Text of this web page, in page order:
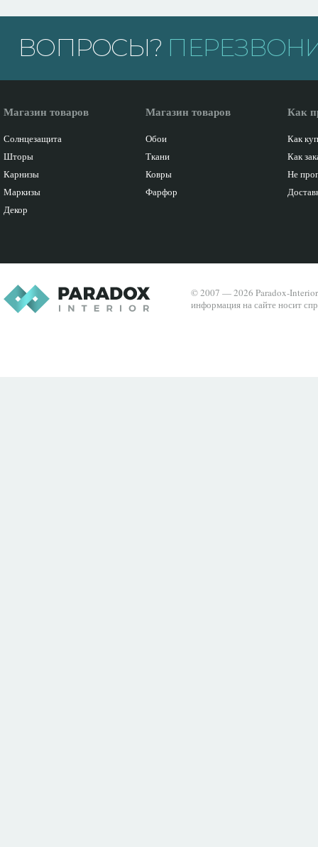
ВОПРОСЫ?
Магазин товаров
Солнцезащита
Шторы
Карнизы
Маркизы
Декор
Магазин товаров
Обои
Ткани
Ковры
Фарфор
Как
Как
Как
Не
© 2007 — 2026 Paradox-
информация на сайте носит